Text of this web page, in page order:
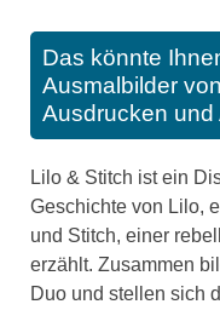
Das könnte
Ausmalbilder
Ausdrucken und
Lilo & Stitch ist ein
Geschichte von Lilo,
und Stitch, einer
erzählt. Zusammen
Duo und stellen sich